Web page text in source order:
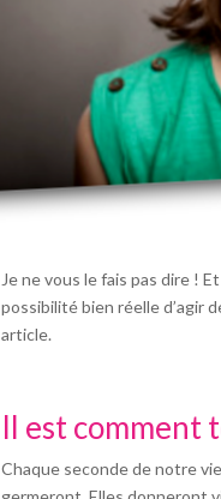
Je ne vous le fais pas dire !
possibilité bien réelle d’agir
article.
Il est comment
Chaque seconde de notre